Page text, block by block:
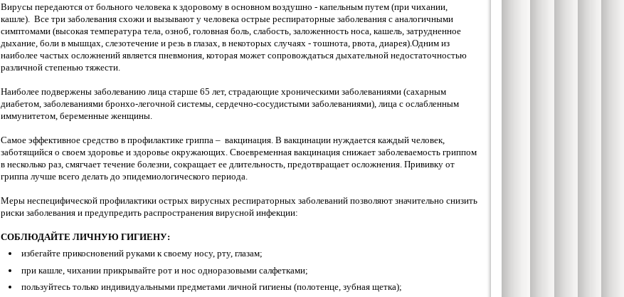
Вирусы передаются от больного человека к здоровому в основном воздушно - капельным путем (при чихании,
кашле). Все три заболевания схожи и вызывают у человека острые респираторные заболевания с аналогичными
симптомами (высокая температура тела, озноб, головная боль, слабость, заложенность носа, кашель, затрудненное
дыхание, боли в мышцах, слезотечение и резь в глазах, в некоторых случаях - тошнота, рвота, диарея).Одним из
наиболее частых осложнений является пневмония, которая может сопровождаться дыхательной недостаточностью
различной степенью тяжести.
Наиболее подвержены заболеванию лица старше 65 лет, страдающие хроническими заболеваниями (сахарным
диабетом, заболеваниями бронхо-легочной системы, сердечно-сосудистыми заболеваниями), лица с ослабленным
иммунитетом, беременные женщины.
Самое эффективное средство в профилактике гриппа – вакцинация. В вакцинации нуждается каждый человек,
заботящийся о своем здоровье и здоровье окружающих. Своевременная вакцинация снижает заболеваемость гриппом
в несколько раз, смягчает течение болезни, сокращает ее длительность, предотвращает осложнения. Прививку от
гриппа лучше всего делать до эпидемиологического периода.
Меры неспецифической профилактики острых вирусных респираторных заболеваний позволяют значительно снизить
риски заболевания и предупредить распространения вирусной инфекции:
СОБЛЮДАЙТЕ ЛИЧНУЮ ГИГИЕНУ:
избегайте прикосновений руками к своему носу, рту, глазам;
при кашле, чихании прикрывайте рот и нос одноразовыми салфетками;
пользуйтесь только индивидуальными предметами личной гигиены (полотенце, зубная щетка);